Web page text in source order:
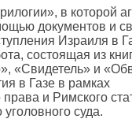
в которой
документов и
Израиля в
состоящая из
«Свидетель» и
в Газе в рамках
и Римского
суда.